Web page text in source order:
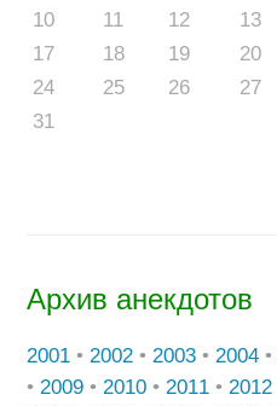
10
11 12 13
17
18 19 20
24
25 26 27
31
Архив анекдотов
2001 • 2002 • 2003 • 2004 •
• 2009 • 2010 • 2011 • 2012